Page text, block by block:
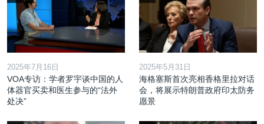
2025年7月16日
VOA专访：学者罗宇谈中国的人
体器官买卖和医生参与的“法外
处决”
2025年5月31日
海格塞斯首次亮相香格里拉对话
会，将展示特朗普政府印太防务
愿景